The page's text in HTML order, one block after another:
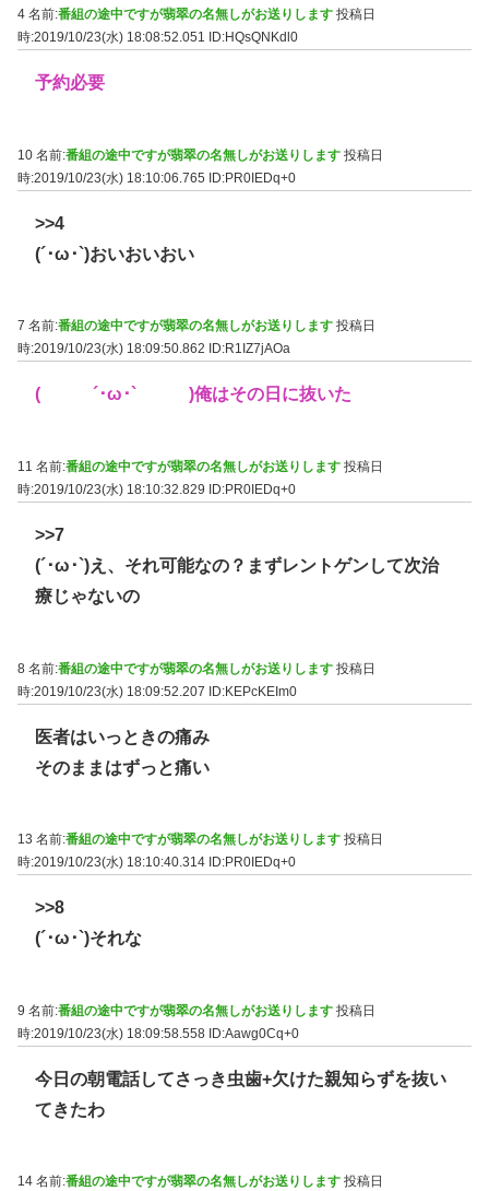
4 名前:番組の途中ですが翡翠の名無しがお送りします 投稿日
時:2019/10/23(水) 18:08:52.051
ID:HQsQNKdl0
予約必要
10 名前:番組の途中ですが翡翠の名無しがお送りします 投稿日
時:2019/10/23(水) 18:10:06.765 ID:PR0IEDq+0
>>4
(´･ω･`)おいおいおい
7 名前:番組の途中ですが翡翠の名無しがお送りします 投稿日
時:2019/10/23(水) 18:09:50.862
ID:R1IZ7jAOa
( ´･ω･` )俺はその日に抜いた
11 名前:番組の途中ですが翡翠の名無しがお送りします 投稿日
時:2019/10/23(水) 18:10:32.829
ID:PR0IEDq+0
>>7
(´･ω･`)え、それ可能なの？まずレントゲンして次治
療じゃないの
8 名前:番組の途中ですが翡翠の名無しがお送りします 投稿日
時:2019/10/23(水) 18:09:52.207 ID:KEPcKEIm0
医者はいっときの痛み
そのままはずっと痛い
13 名前:番組の途中ですが翡翠の名無しがお送りします 投稿日
時:2019/10/23(水) 18:10:40.314 ID:PR0IEDq+0
>>8
(´･ω･`)それな
9 名前:番組の途中ですが翡翠の名無しがお送りします 投稿日
時:2019/10/23(水) 18:09:58.558 ID:Aawg0Cq+0
今日の朝電話してさっき虫歯+欠けた親知らずを抜い
てきたわ
14 名前:番組の途中ですが翡翠の名無しがお送りします 投稿日